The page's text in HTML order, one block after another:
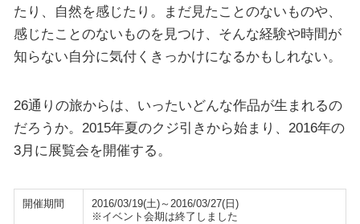
たり、自然を感じたり。まだ見たことのないものや、
感じたことのないものを見つけ、そんな経験や時間が
知らない自分に気付くきっかけになるかもしれない。
26通りの旅からは、いったいどんな作品が生まれるの
だろうか。2015年夏のクジ引きから始まり、2016年の
3月に展覧会を開催する。
開催期間
2016/03/19(土)～2016/03/27(日)
※イベント会期は終了しました